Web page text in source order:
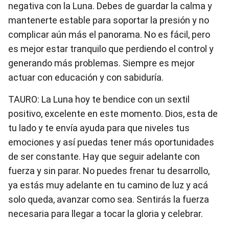
negativa con la Luna. Debes de guardar la calma y
mantenerte estable para soportar la presión y no
complicar aún más el panorama. No es fácil, pero
es mejor estar tranquilo que perdiendo el control y
generando más problemas. Siempre es mejor
actuar con educación y con sabiduría.
TAURO: La Luna hoy te bendice con un sextil
positivo, excelente en este momento. Dios, esta de
tu lado y te envía ayuda para que niveles tus
emociones y así puedas tener más oportunidades
de ser constante. Hay que seguir adelante con
fuerza y sin parar. No puedes frenar tu desarrollo,
ya estás muy adelante en tu camino de luz y acá
solo queda, avanzar como sea. Sentirás la fuerza
necesaria para llegar a tocar la gloria y celebrar.